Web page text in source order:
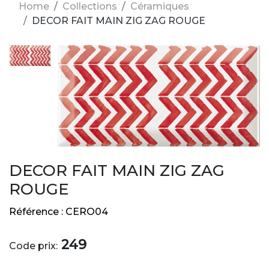
Home Collections
Céramiques
DECOR FAIT MAIN ZIG ZAG ROUGE
DECOR FAIT MAIN ZIG ZAG
ROUGE
Référence : CERO04
Code prix: 249